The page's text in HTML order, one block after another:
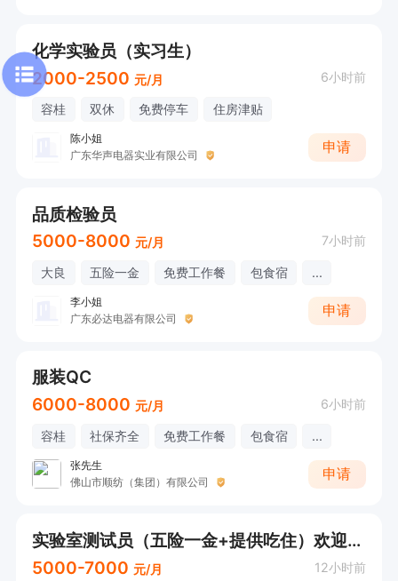
化学实验员（实习生）
2000-2500 元/月 6小时前
容桂 双休 免费停车 住房津贴
陈小姐
广东华声电器实业有限公司
申请
品质检验员
5000-8000 元/月 7小时前
大良 五险一金 免费工作餐 包食宿 ...
李小姐
广东必达电器有限公司
申请
服装QC
6000-8000 元/月 6小时前
容桂 社保齐全 免费工作餐 包食宿 ...
张先生
佛山市顺纺（集团）有限公司
申请
实验室测试员（五险一金+提供吃住）欢迎直接电话联系
5000-7000 元/月 12小时前